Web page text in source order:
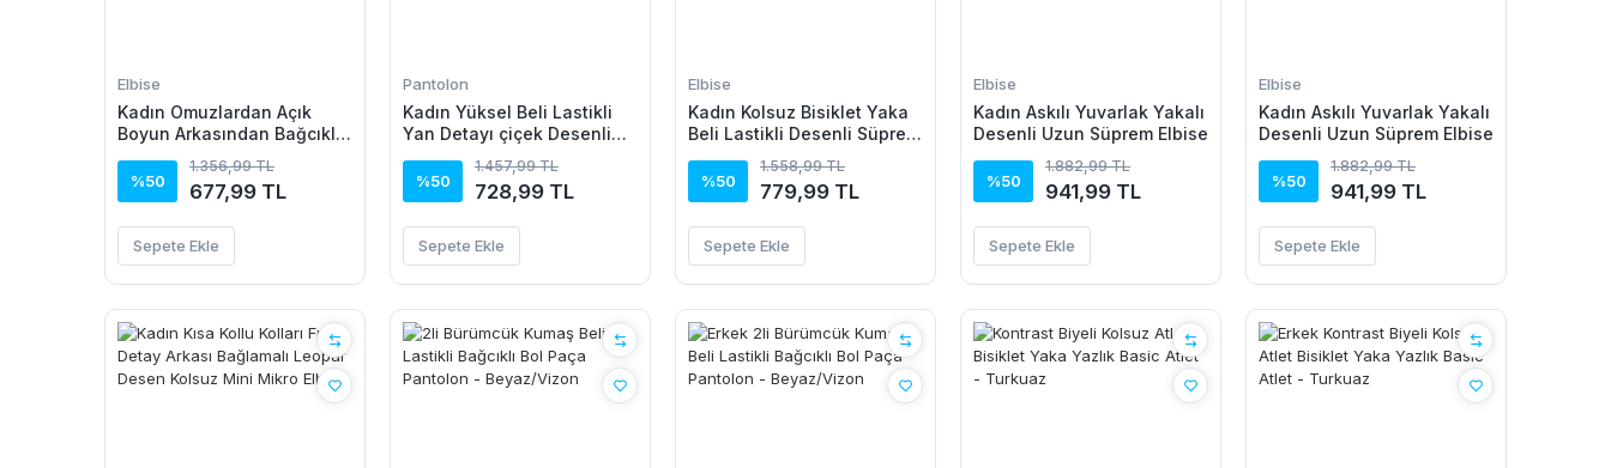
Elbise
Kadın Omuzlardan Açık
Boyun Arkasından Bağcıklı
Elbise
%50
1.356,99 TL
677,99 TL
Sepete Ekle
Pantolon
Kadın Yüksel Beli Lastikli
Yan Detayı çiçek Desenli
%50
1.457,99 TL
728,99 TL
Sepete Ekle
Elbise
Kadın Kolsuz Bisiklet Yaka
Beli Lastikli Desenli Süprem
%50
1.558,99 TL
779,99 TL
Sepete Ekle
Elbise
Kadın Askılı Yuvarlak Yakalı
Desenli Uzun Süprem Elbise
%50
1.882,99 TL
941,99 TL
Sepete Ekle
Elbise
Kadın Askılı Yuvarlak Yakalı
Desenli Uzun Süprem Elbise
%50
1.882,99 TL
941,99 TL
Sepete Ekle